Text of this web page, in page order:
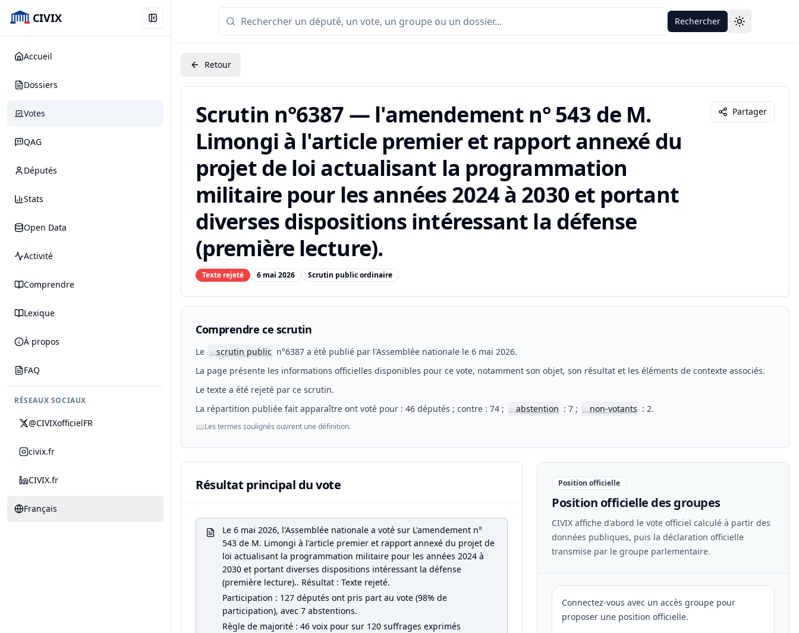
CIVIX
Accueil
Dossiers
Votes
QAG
Députés
Stats
Open Data
Activité
Comprendre
Lexique
À propos
FAQ
RÉSEAUX SOCIAUX
@CIVIXofficielFR
civix.fr
CIVIX.fr
Français
Rechercher Toggle theme
Retour
Scrutin n°6387 — l'amendement n° 543 de M.
Limongi à l'article premier et rapport annexé du
projet de loi actualisant la programmation
militaire pour les années 2024 à 2030 et portant
diverses dispositions intéressant la défense
(première lecture).
Texte rejeté 6 mai 2026 Scrutin public ordinaire
Partager
Comprendre ce scrutin
Le 📖scrutin public n°6387 a été publié par l'Assemblée nationale le 6 mai 2026.
La page présente les informations officielles disponibles pour ce vote, notamment son objet, son résultat et les éléments de contexte associés.
Le texte a été rejeté par ce scrutin.
La répartition publiée fait apparaître ont voté pour : 46 députés ; contre : 74 ;
📖abstention : 7 ; 📖non-votants : 2.
📖Les termes soulignés ouvrent une définition.
Résultat principal du vote
Le 6 mai 2026, l'Assemblée nationale a voté sur L'amendement n°
543 de M. Limongi à l'article premier et rapport annexé du projet de
loi actualisant la programmation militaire pour les années 2024 à
2030 et portant diverses dispositions intéressant la défense
(première lecture).. Résultat : Texte rejeté.
Participation : 127 députés ont pris part au vote (98% de
participation), avec 7 abstentions.
Règle de majorité : 46 voix pour sur 120 suffrages exprimés
Position officielle
Position officielle des groupes
CIVIX affiche d'abord le vote officiel calculé à partir des
données publiques, puis la déclaration officielle
transmise par le groupe parlementaire.
Connectez-vous avec un accès groupe pour
proposer une position officielle.